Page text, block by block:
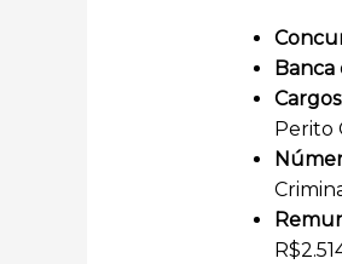
Banca
Cargos
Perito